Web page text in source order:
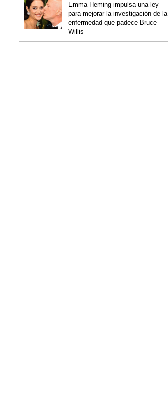
Emma Heming impulsa una ley
para mejorar la investigación de la
enfermedad que padece Bruce
Willis